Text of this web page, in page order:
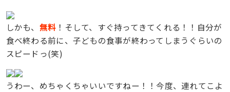
しかも、 無料 ！そして、すぐ持ってきてくれる！！自分が
食べ終わる前に、子どもの食事が終わってしまうぐらいの
スピードっ(笑)
うわー、めちゃくちゃいいですねー！！今度、連れてこよ